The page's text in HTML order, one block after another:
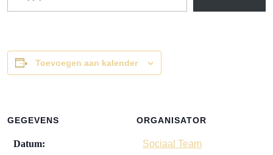
Toevoegen aan kalender
GEGEVENS
Datum:
ORGANISATOR
Sociaal Team